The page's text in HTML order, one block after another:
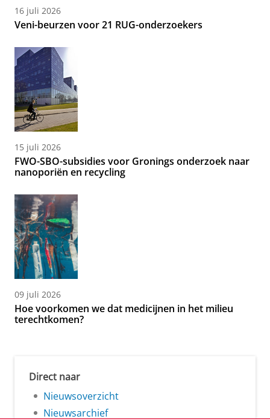
16 juli 2026
Veni-beurzen voor 21 RUG-onderzoekers
15 juli 2026
FWO-SBO-subsidies voor Gronings onderzoek naar
nanoporiën en recycling
09 juli 2026
Hoe voorkomen we dat medicijnen in het milieu
terechtkomen?
Direct naar
Nieuwsoverzicht
Nieuwsarchief